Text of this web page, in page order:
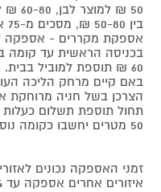
בין 50-80 ₪, מסכים מ-75 אינץ' ומעלה 80-100 ₪.
אספקת מקררים - אספקה
בכניסה הראשית עד קומה
60 ₪ תוספת למוביל בבית.
הצרכן בשל חניה מרוחקת
תחול תוספת תשלום
50 מטרים יחשבו כקומה נוספת).
זמני האספקה נכונים
איזורים אחרים אספקה עד 14 ימי עסקים נוספים